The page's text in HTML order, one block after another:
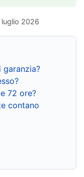
luglio 2026
72 ore?
contano